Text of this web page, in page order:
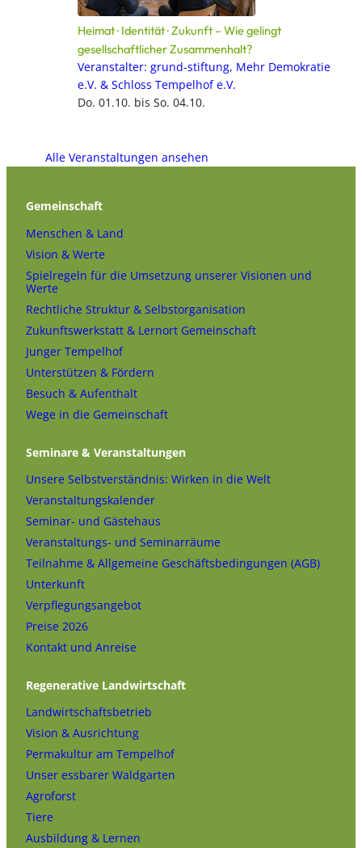
Heimat · Identität · Zukunft – Wie gelingt
gesellschaftlicher Zusammenhalt?
Veranstalter: grund-stiftung, Mehr Demokratie
e.V. & Schloss Tempelhof e.V.
Do. 01.10. bis So. 04.10.
Alle Veranstaltungen ansehen
Gemeinschaft
Menschen & Land
Vision & Werte
Spielregeln für die Umsetzung unserer Visionen und
Werte
Rechtliche Struktur & Selbstorganisation
Zukunftswerkstatt & Lernort Gemeinschaft
Junger Tempelhof
Unterstützen & Fördern
Besuch & Aufenthalt
Wege in die Gemeinschaft
Seminare & Veranstaltungen
Unsere Selbstverständnis: Wirken in die Welt
Veranstaltungskalender
Seminar- und Gästehaus
Veranstaltungs- und Seminarräume
Teilnahme & Allgemeine Geschäftsbedingungen (AGB)
Unterkunft
Verpflegungsangebot
Preise 2026
Kontakt und Anreise
Regenerative Landwirtschaft
Landwirtschaftsbetrieb
Vision & Ausrichtung
Permakultur am Tempelhof
Unser essbarer Waldgarten
Agroforst
Tiere
Ausbildung & Lernen